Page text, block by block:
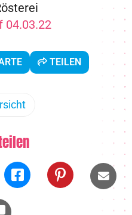
04.03.22
TEILEN